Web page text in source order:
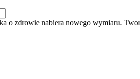
o zdrowie nabiera nowego wymiaru.